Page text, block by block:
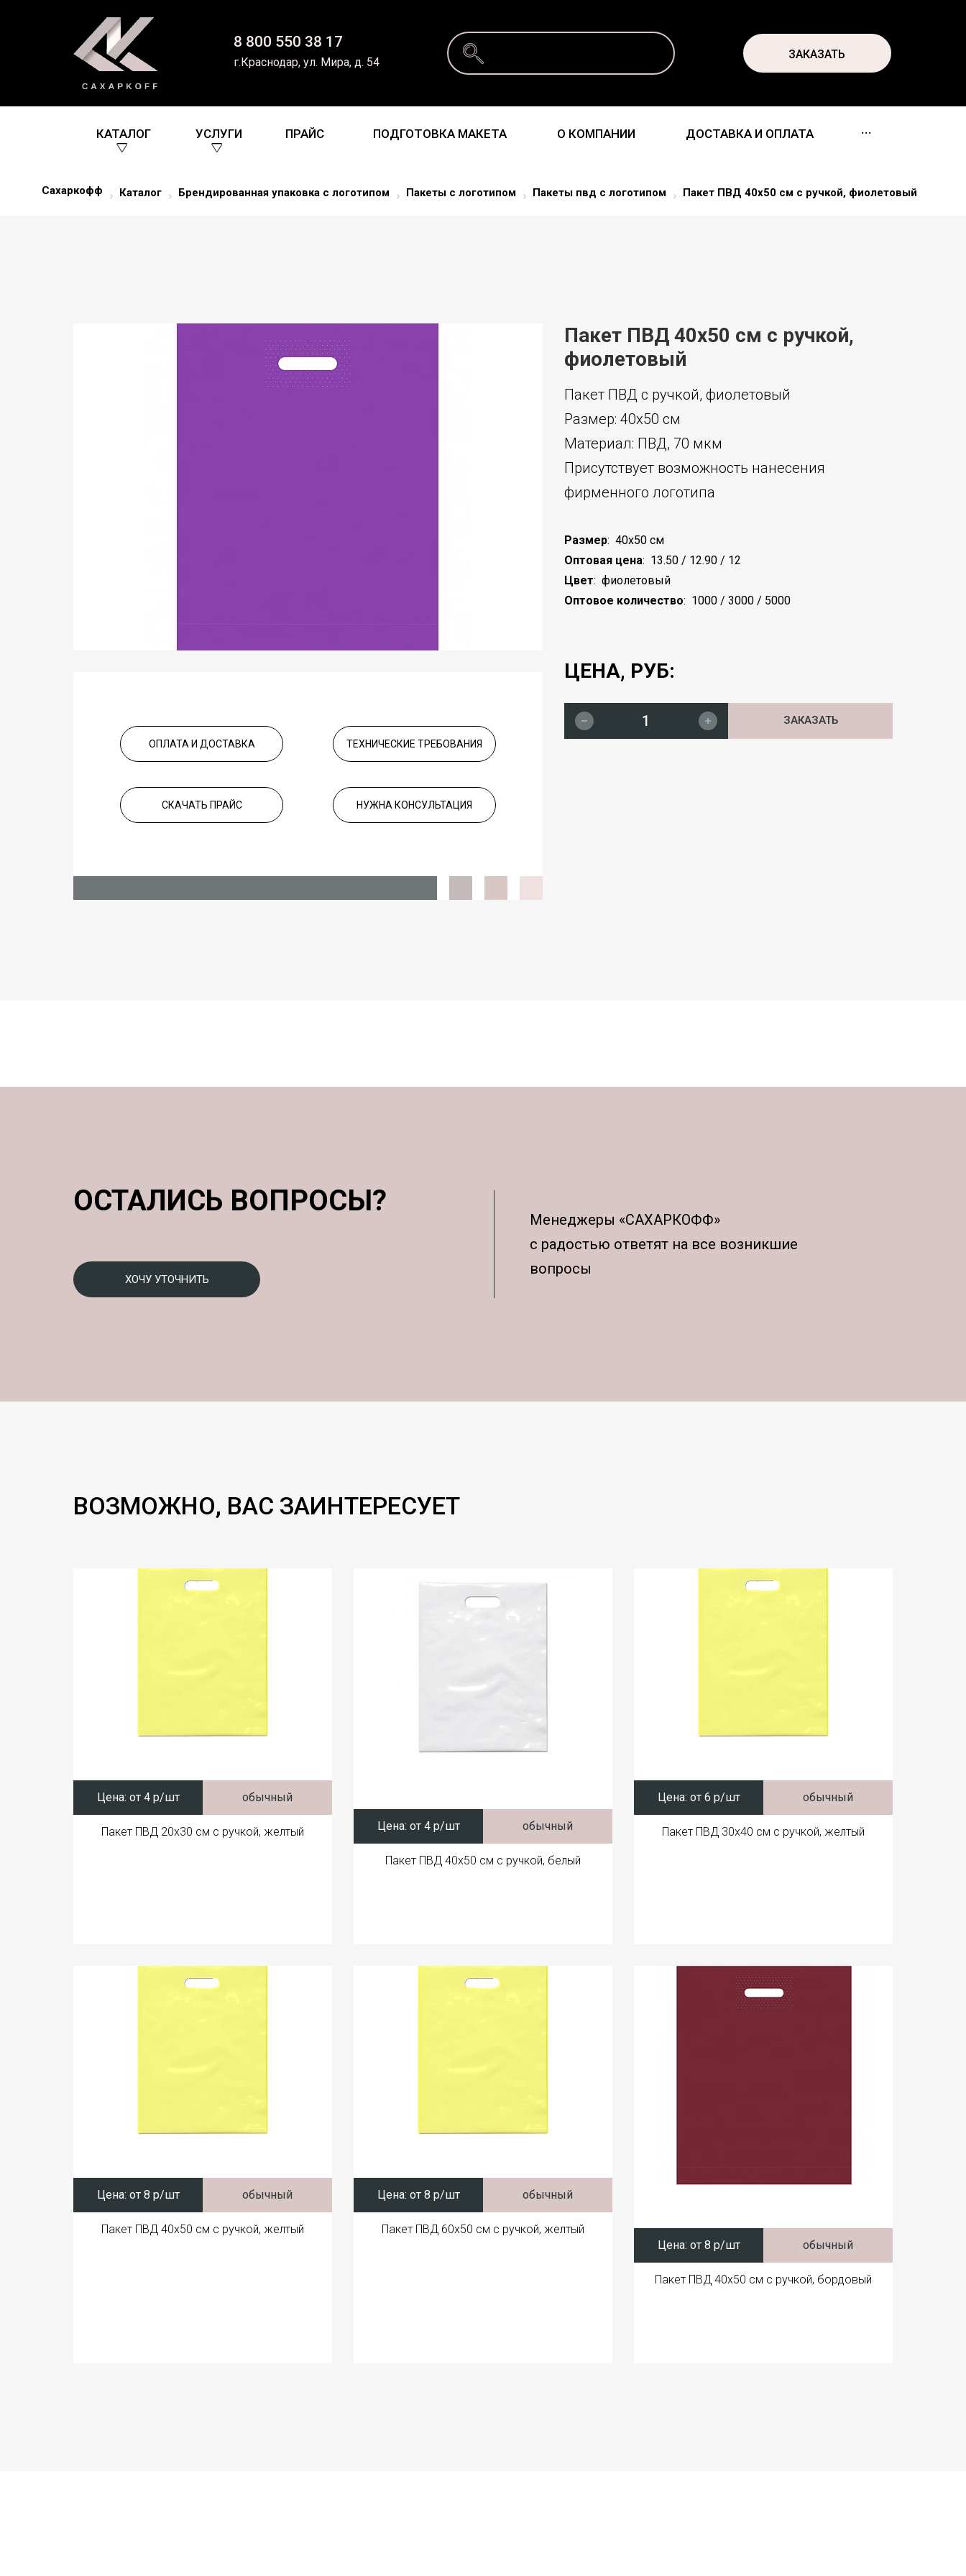
8 800 550 38 17
г.Краснодар, ул. Мира, д. 54
ЗАКАЗАТЬ
КАТАЛОГ УСЛУГИ ПРАЙС ПОДГОТОВКА МАКЕТА О КОМПАНИИ ДОСТАВКА И ОПЛАТА ...
Сахаркофф Каталог Брендированная упаковка с логотипом Пакеты с логотипом Пакеты пвд с логотипом Пакет ПВД 40x50 см с ручкой, фиолетовый
ОПЛАТА И ДОСТАВКА ТЕХНИЧЕСКИЕ ТРЕБОВАНИЯ
СКАЧАТЬ ПРАЙС НУЖНА КОНСУЛЬТАЦИЯ
Пакет ПВД 40x50 см с ручкой,
фиолетовый
Пакет ПВД с ручкой, фиолетовый
Размер: 40x50 см
Материал: ПВД, 70 мкм
Присутствует возможность нанесения
фирменного логотипа
Размер: 40x50 см
Оптовая цена: 13.50 / 12.90 / 12
Цвет: фиолетовый
Оптовое количество: 1000 / 3000 / 5000
ЦЕНА, РУБ:
ЗАКАЗАТЬ
ОСТАЛИСЬ ВОПРОСЫ?
ХОЧУ УТОЧНИТЬ
Менеджеры «САХАРКОФФ»
с радостью ответят на все возникшие
вопросы
ВОЗМОЖНО, ВАС ЗАИНТЕРЕСУЕТ
Цена: от 4 р/шт обычный
Пакет ПВД 20x30 см с ручкой, желтый Цена: от 4 р/шт обычный
Пакет ПВД 40x50 см с ручкой, белый
Цена: от 6 р/шт обычный
Пакет ПВД 30x40 см с ручкой, желтый
Цена: от 8 р/шт обычный
Пакет ПВД 40x50 см с ручкой, желтый
Цена: от 8 р/шт обычный
Пакет ПВД 60x50 см с ручкой, желтый
Цена: от 8 р/шт обычный
Пакет ПВД 40x50 см с ручкой, бордовый